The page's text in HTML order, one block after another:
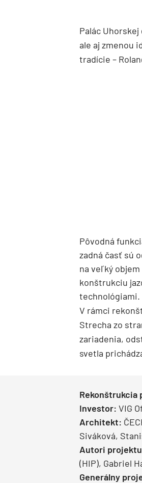
Palác
ale aj zmenou
tradície –
Pôvodná
zadná časť sú
na veľký
konštrukciu
technológiami.
V rámci
Strecha zo
zariadenia,
svetla
Rekonštrukcia
Investor: VIG
Architekt:
Siváková,
Autori
(HIP), Gabriel
Generálny